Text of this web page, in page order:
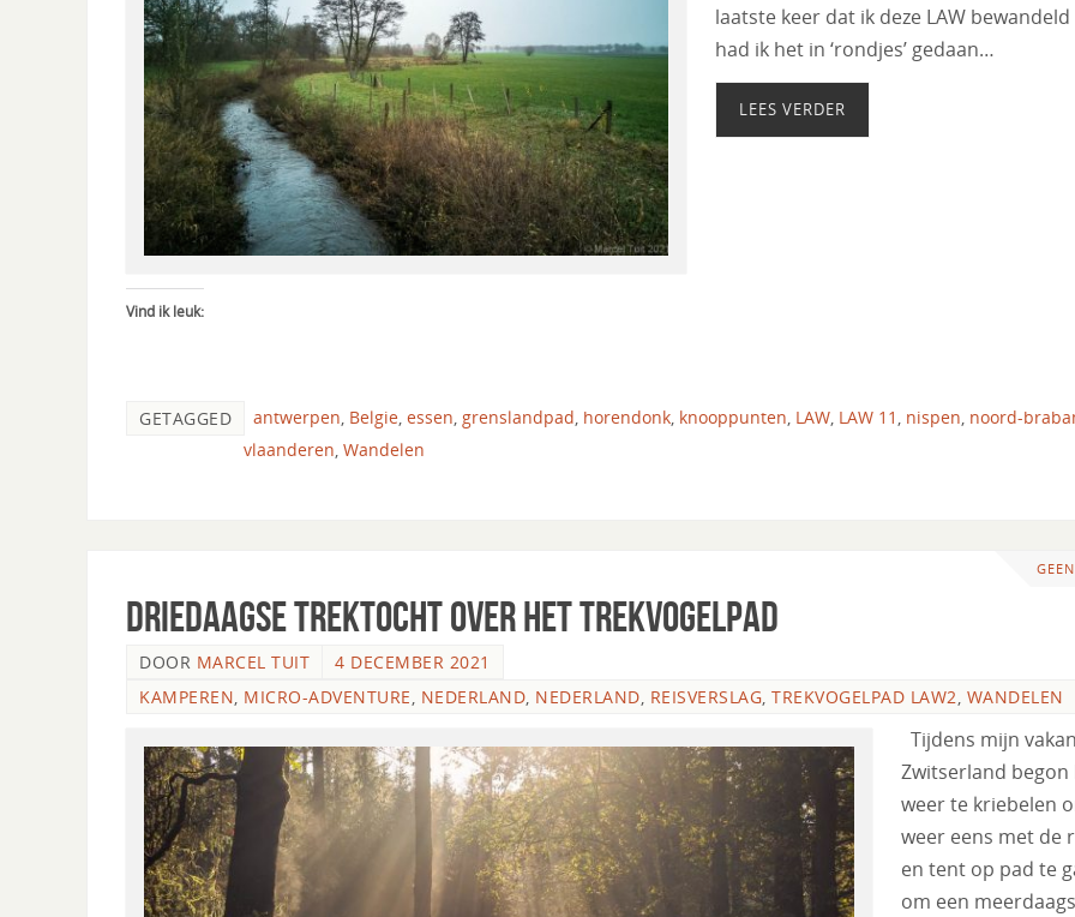
laatste keer dat ik deze LAW
had ik het in ‘rondjes’ gedaan…
LEES VERDER
Vind ik leuk:
GETAGGED antwerpen, Belgie, essen, grenslandpad, horendonk, knooppunten, LAW, LAW 11 , nispen, noord-
vlaanderen, Wandelen
Driedaagse trektocht over het trekvogelpad
DOOR MARCEL TUIT
4 DECEMBER 2021
KAMPEREN, MICRO-ADVENTURE, NEDERLAND, NEDERLAND, REISVERSLAG, TREKVOGELPAD LAW2, WANDELEN
Tijdens mijn
Zwitserland begon
weer te kriebelen
weer eens met de
en tent op pad te
om een